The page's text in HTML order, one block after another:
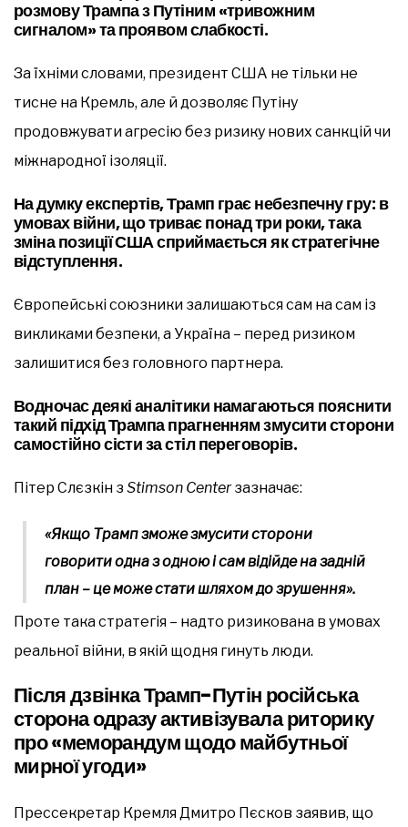
розмову Трампа з Путіним «тривожним
сигналом» та проявом слабкості.
За їхніми словами, президент США не тільки не
тисне на Кремль, але й дозволяє Путіну
продовжувати агресію без ризику нових санкцій чи
міжнародної ізоляції.
На думку експертів, Трамп грає небезпечну гру: в
умовах війни, що триває понад три роки, така
зміна позиції США сприймається як стратегічне
відступлення.
Європейські союзники залишаються сам на сам із
викликами безпеки, а Україна – перед ризиком
залишитися без головного партнера.
Водночас деякі аналітики намагаються пояснити
такий підхід Трампа прагненням змусити сторони
самостійно сісти за стіл переговорів.
Пітер Слєзкін з Stimson Centerзазначає:
«Якщо Трамп зможе змусити сторони
говорити одна з одною і сам відійде на задній
план – це може стати шляхом до зрушення».
Проте така стратегія – надто ризикована в умовах
реальної війни, в якій щодня гинуть люди.
Після дзвінка Трамп-Путін російська
сторона одразу активізувала риторику
про «меморандум щодо майбутньої
мирної угоди»
Прессекретар Кремля Дмитро Пєсков заявив, що